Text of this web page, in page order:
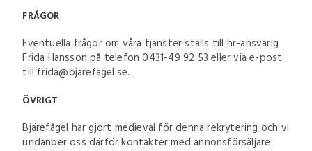
FRÅGOR
Eventuella frågor om våra tjänster ställs till hr-ansvarig
Frida Hansson på telefon 0431-49 92 53 eller via e-post
till frida@bjarefagel.se.
ÖVRIGT
Bjärefågel har gjort medieval för denna rekrytering och vi
undanber oss därför kontakter med annonsförsäljare